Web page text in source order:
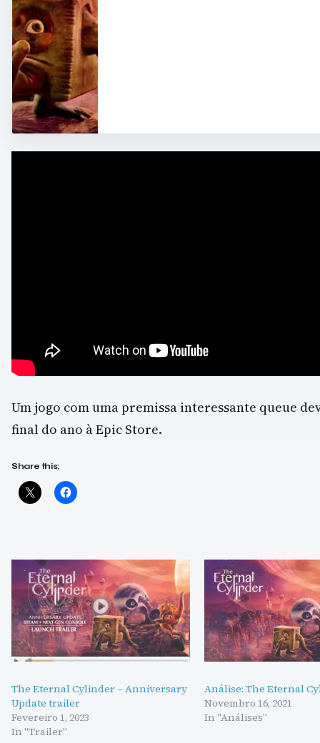
Um jogo com uma premissa interessante queue
final do ano à Epic Store.
Share this:
The Eternal Cylinder – Anniversary
Update trailer
Fevereiro 1, 2023
In "Trailer"
Análise: The Eternal
Novembro 16, 2021
In "Análises"